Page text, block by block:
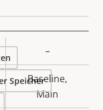
–
Baseline,
Main
Speicher